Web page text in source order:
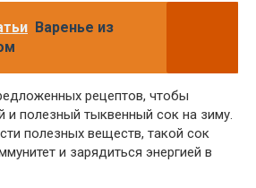
Варенье из
рецептов, чтобы
и полезный тыквенный сок на зиму.
полезных веществ, такой сок
и зарядиться энергией в